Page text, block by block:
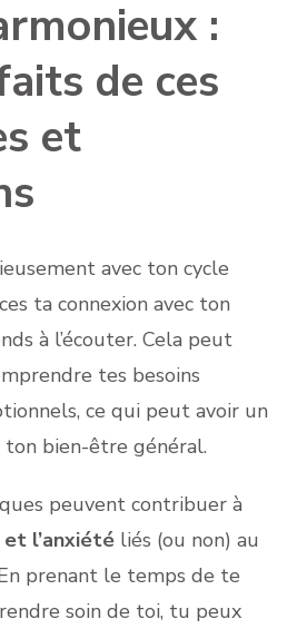
:
de ces
et
avec ton cycle
ta connexion avec ton
à l’écouter. Cela peut
tes besoins
ce qui peut avoir un
bien-être général.
peuvent contribuer à
l’anxiété liés (ou non) au
prenant le temps de te
soin de toi, tu peux